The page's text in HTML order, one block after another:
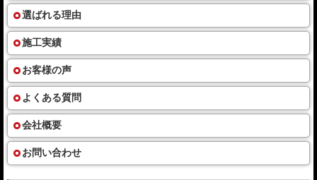
選ばれる理由
施工実績
お客様の声
よくある質問
会社概要
お問い合わせ